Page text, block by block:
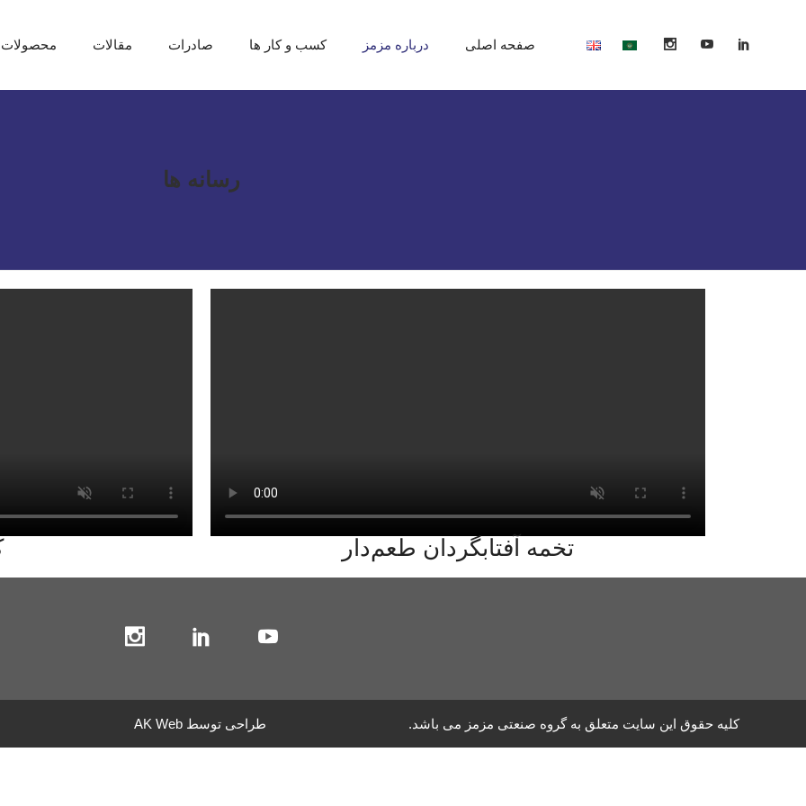
صفحه اصلی درباره مزمز کسب و کار ها صادرات مقالات محصولات
رسانه ها
تخمه آفتابگردان طعم‌دار
کلیه حقوق این سایت متعلق به گروه صنعتی مزمز می باشد. طراحی توسطAK Web